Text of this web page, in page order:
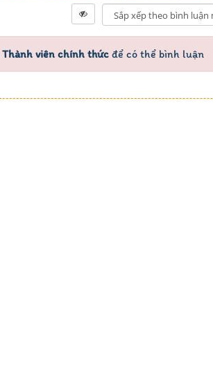
Thành viên chính thức để có thể bình luận